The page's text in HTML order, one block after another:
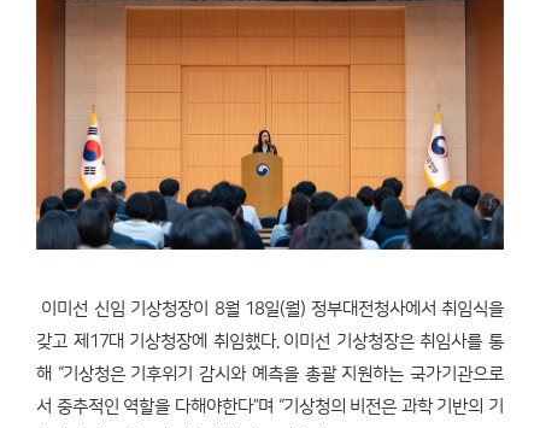
이미선 신임 기상청장이 8월 18일(월) 정부대전청사에서 취임식을
갖고 제17대 기상청장에 취임했다. 이미선 기상청장은 취임사를 통
해 “기상청은 기후위기 감시와 예측을 총괄 지원하는 국가기관으로
서 중추적인 역할을 다해야한다”며 “기상청의 비전은 과학 기반의 기